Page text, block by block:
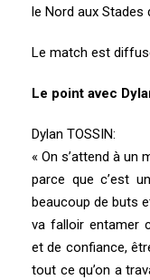
le Nord aux Stades
Le match est
Le point avec
Dylan TOSSIN:
« On s’attend à un
parce que c’est
beaucoup de buts
va falloir entamer
et de confiance,
tout ce qu’on a